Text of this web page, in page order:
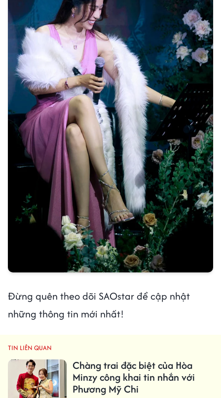
Đừng quên theo dõi SAOstar để cập nhật
những thông tin mới nhất!
TIN LIÊN QUAN
Chàng trai đặc biệt của Hòa
Minzy công khai tin nhắn với
Phương Mỹ Chi